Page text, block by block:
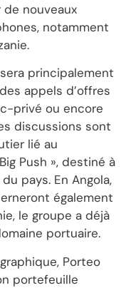
nouveaux
notamment
principalement
appels d’offres
privé ou encore
discussions sont
lié au
Push », destiné à
pays. En Angola,
également
le groupe a déjà
portuaire.
Porteo
portefeuille